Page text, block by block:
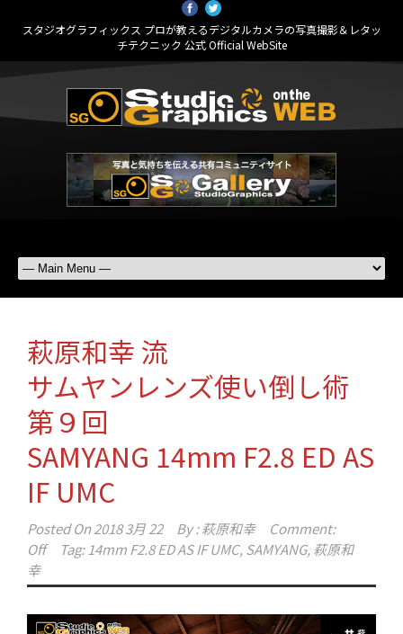
スタジオグラフィックス プロが教えるデジタルカメラの写真撮影＆レタッ
チテクニック 公式 Official WebSite
萩原和幸 流
サムヤンレンズ使い倒し術
第９回
SAMYANG 14mm F2.8 ED AS
IF UMC
Posted On2018 3月 22 By :萩原和幸
Comment:
Off
Tag: 14mm F2.8 ED AS IF UMC,SAMYANG,萩原和
幸